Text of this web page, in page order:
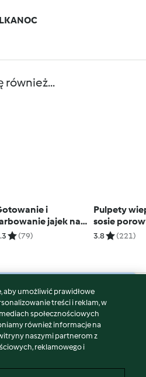
również...
i
jajek na
(łupinami
(79)
Pulpety
sosie
osłoną
3.8 (221)
aby umożliwić prawidłowe
treści i reklam, w
społecznościowych
również informacje na
naszymi partnerom z
reklamowego i